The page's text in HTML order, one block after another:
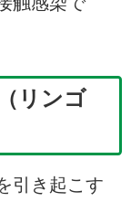
リンゴ
引き起こす